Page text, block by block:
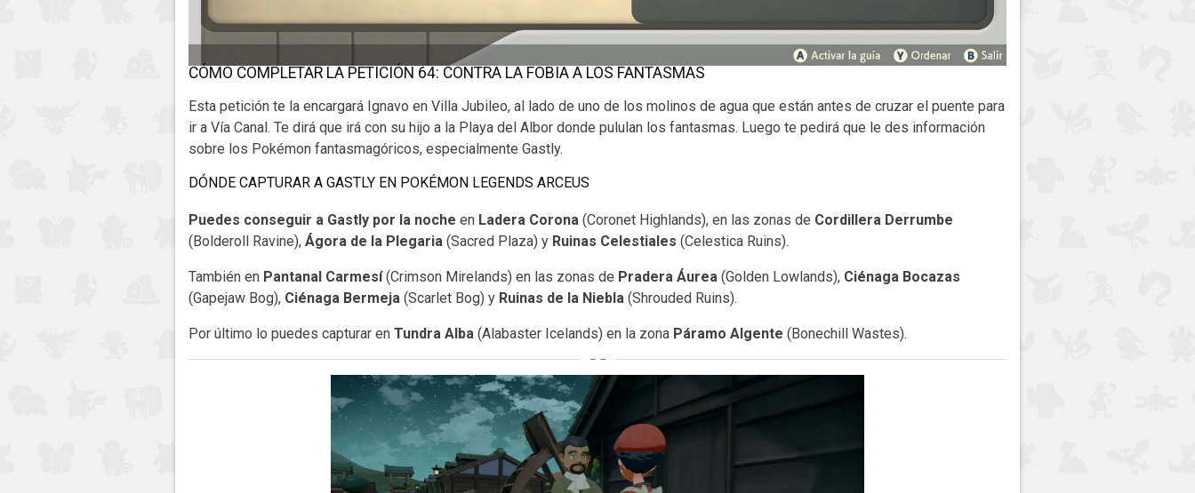
CÓMO COMPLETAR LA PETICIÓN 64: CONTRA LA FOBIA A LOS FANTASMAS
Esta petición te la encargará Ignavo en Villa Jubileo, al lado de uno de los molinos de agua que están antes de cruzar el puente para
ir a Vía Canal. Te dirá que irá con su hijo a la Playa del Albor donde pululan los fantasmas. Luego te pedirá que le des información
sobre los Pokémon fantasmagóricos, especialmente Gastly.
DÓNDE CAPTURAR A GASTLY EN POKÉMON LEGENDS ARCEUS
Puedes conseguir a Gastly por la noche en Ladera Corona (Coronet Highlands), en las zonas de Cordillera Derrumbe
(Bolderoll Ravine), Ágora de la Plegaria (Sacred Plaza) y Ruinas Celestiales (Celestica Ruins).
También en Pantanal Carmesí(Crimson Mirelands) en las zonas de Pradera Áurea (Golden Lowlands), Ciénaga Bocazas
(Gapejaw Bog), Ciénaga Bermeja (Scarlet Bog) y Ruinas de la Niebla (Shrouded Ruins).
Por último lo puedes capturar en Tundra Alba (Alabaster Icelands) en la zona Páramo Algente (Bonechill Wastes).